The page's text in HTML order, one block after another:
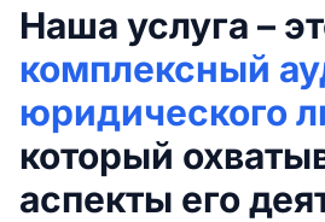
Наша услуга –
комплексный
юридического
который
аспекты его